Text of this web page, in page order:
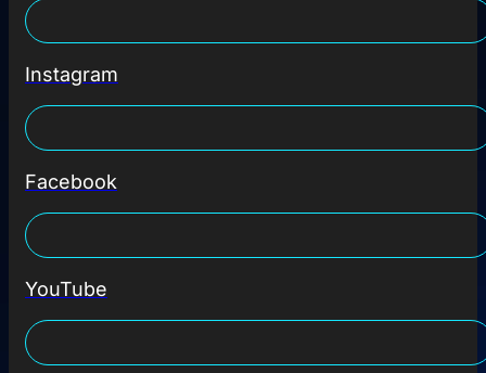
Instagram
Facebook
YouTube